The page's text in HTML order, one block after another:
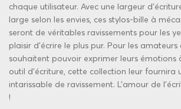
chaque utilisateur. Avec une largeur
large selon les envies, ces stylos-bille à
seront de véritables ravissements pour les
plaisir d’écrire le plus pur. Pour les
souhaitent pouvoir exprimer leurs émotions
outil d’écriture, cette collection leur fournira
intarissable de ravissement. L’amour de
!